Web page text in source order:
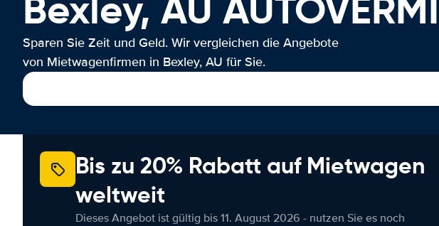
Sparen Sie Zeit und Geld. Wir vergleichen die Angebote
von Mietwagenfirmen in Bexley, AU für Sie.
Bis zu 20% Rabatt auf Mietwagen
weltweit
Dieses Angebot ist gültig bis 11. August 2026 - nutzen Sie es noch